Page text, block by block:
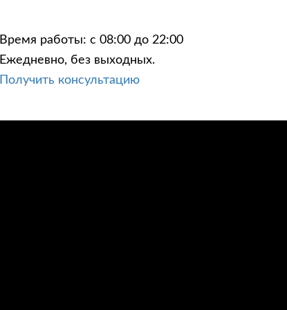
Время работы: с 08:00 до 22:00
Ежедневно, без выходных.
Получить консультацию
АКЦИИ